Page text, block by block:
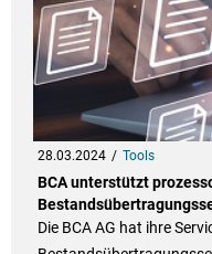
28.03.2024 Tools
BCA unterstützt
Die BCA AG hat ihre